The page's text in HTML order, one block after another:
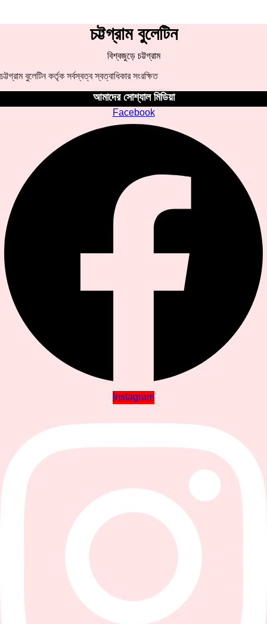
চট্টগ্রাম বুলেটিন
বিশ্বজুড়ে চট্টগ্রাম
চট্টগ্রাম বুলেটিন কর্তৃক সর্বস্বত্ব স্বত্বাধিকার সংরক্ষিত
আমাদের সোশ্যাল মিডিয়া
Facebook
Instagram